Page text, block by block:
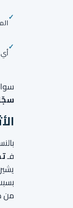
فـ
يشير
من